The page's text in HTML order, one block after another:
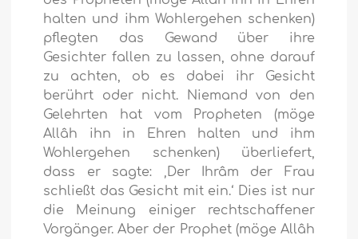
halten und ihm Wohlergehen schenken)
pflegten das Gewand über ihre
Gesichter fallen zu lassen, ohne darauf
zu achten, ob es dabei ihr Gesicht
berührt oder nicht. Niemand von den
Gelehrten hat vom Propheten (möge
Allâh ihn in Ehren halten und ihm
Wohlergehen schenken) überliefert,
dass er sagte: ‚Der Ihrâm der Frau
schließt das Gesicht mit ein.‘ Dies ist nur
die Meinung einiger rechtschaffener
Vorgänger. Aber der Prophet (möge Allâh